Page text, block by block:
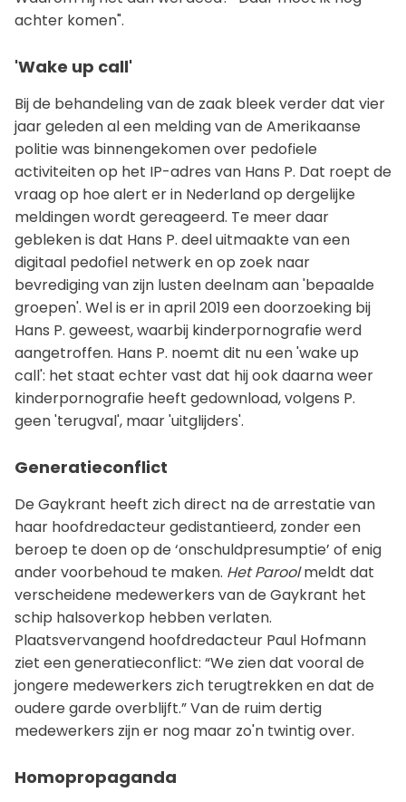
achter komen".
'Wake up call'
Bij de behandeling van de zaak bleek verder dat vier
jaar geleden al een melding van de Amerikaanse
politie was binnengekomen over pedofiele
activiteiten op het IP-adres van Hans P. Dat roept de
vraag op hoe alert er in Nederland op dergelijke
meldingen wordt gereageerd. Te meer daar
gebleken is dat Hans P. deel uitmaakte van een
digitaal pedofiel netwerk en op zoek naar
bevrediging van zijn lusten deelnam aan 'bepaalde
groepen'. Wel is er in april 2019 een doorzoeking bij
Hans P. geweest, waarbij kinderpornografie werd
aangetroffen. Hans P. noemt dit nu een 'wake up
call': het staat echter vast dat hij ook daarna weer
kinderpornografie heeft gedownload, volgens P.
geen 'terugval', maar 'uitglijders'.
Generatieconflict
De Gaykrant heeft zich direct na de arrestatie van
haar hoofdredacteur gedistantieerd, zonder een
beroep te doen op de ‘onschuldpresumptie’ of enig
ander voorbehoud te maken. Het Paroolmeldt dat
verscheidene medewerkers van de Gaykrant het
schip halsoverkop hebben verlaten.
Plaatsvervangend hoofdredacteur Paul Hofmann
ziet een generatieconflict: “We zien dat vooral de
jongere medewerkers zich terugtrekken en dat de
oudere garde overblijft.” Van de ruim dertig
medewerkers zijn er nog maar zo'n twintig over.
Homopropaganda